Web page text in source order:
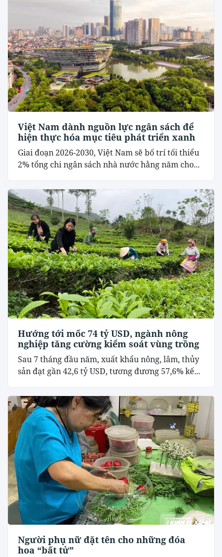
Việt Nam dành nguồn lực ngân sách để
hiện thực hóa mục tiêu phát triển xanh
Giai đoạn 2026-2030, Việt Nam sẽ bố trí tối thiểu
2% tổng chi ngân sách nhà nước hằng năm cho...
Hướng tới mốc 74 tỷ USD, ngành nông
nghiệp tăng cường kiểm soát vùng trồng
Sau 7 tháng đầu năm, xuất khẩu nông, lâm, thủy
sản đạt gần 42,6 tỷ USD, tương đương 57,6% kế...
Người phụ nữ đặt tên cho những đóa
hoa “bất tử”